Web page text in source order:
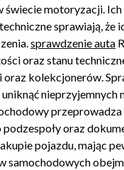
motoryzacji.
sprawiają, że
sprawdzenie auta
oraz stanu
kolekcjonerów.
nieprzyjemnych
oraz
pojazdu, mając
samochodowych